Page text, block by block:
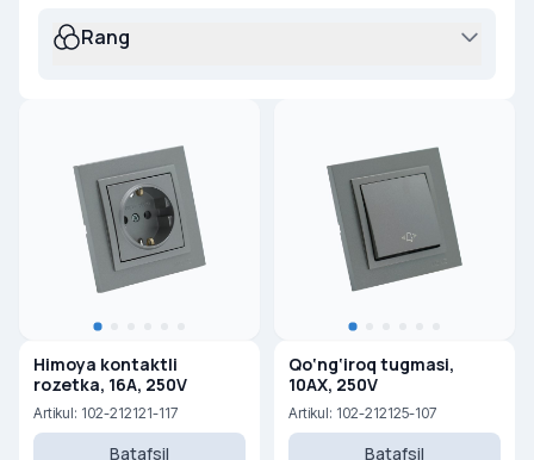
Rang
Himoya kontaktli
rozetka, 16A, 250V
Artikul: 102-212121-117
Batafsil
Qo‘ng‘iroq tugmasi,
10AX, 250V
Artikul: 102-212125-107
Batafsil